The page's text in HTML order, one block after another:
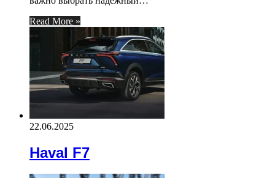
Read More »
22.06.2025
Haval F7